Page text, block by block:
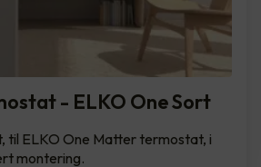
- ELKO One Sort
til ELKO One Matter termostat, i
montering.